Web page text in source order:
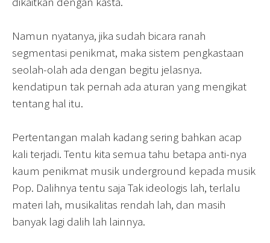
Namun nyatanya, jika sudah bicara ranah
segmentasi penikmat, maka sistem pengkastaan
seolah-olah ada dengan begitu jelasnya.
kendatipun tak pernah ada aturan yang mengikat
tentang hal itu.
Pertentangan malah kadang sering bahkan acap
kali terjadi. Tentu kita semua tahu betapa anti-nya
kaum penikmat musik underground kepada musik
Pop. Dalihnya tentu saja Tak ideologis lah, terlalu
materi lah, musikalitas rendah lah, dan masih
banyak lagi dalih lah lainnya.